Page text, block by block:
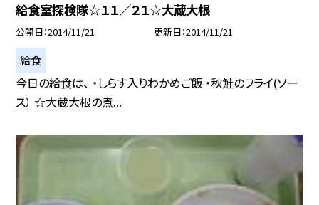
給食室探検隊☆１１／２１☆大蔵大根
公開日 2014/11/21 更新日 2014/11/21
給食
今日の給食は、 ・しらす入りわかめご飯 ・秋鮭のフライ(ソー
ス） ☆大蔵大根の煮...